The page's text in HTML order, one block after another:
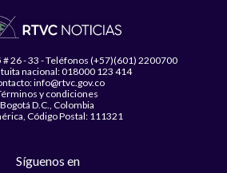
# 26 - 33 - Teléfonos (+57)(601) 2200700
nacional: 018000 123 414
info@rtvc.gov.co
y condiciones
Bogotá D.C., Colombia
Código Postal: 111321
Síguenos en